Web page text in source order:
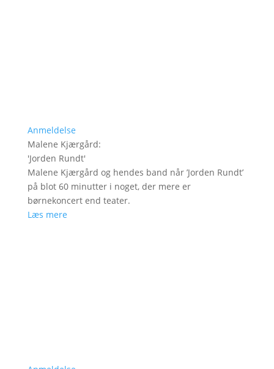
Anmeldelse
Malene Kjærgård:
'Jorden Rundt'
Malene Kjærgård og hendes band når ’Jorden Rundt’
på blot 60 minutter i noget, der mere er
børnekoncert end teater.
Læs mere